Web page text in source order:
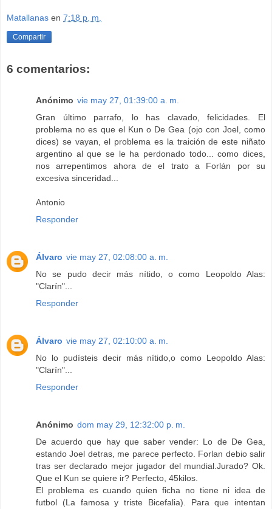
Matallanas en 7:18 p. m.
Compartir
6 comentarios:
Anónimo vie may 27, 01:39:00 a. m.
Gran último parrafo, lo has clavado, felicidades. El
problema no es que el Kun o De Gea (ojo con Joel, como
dices) se vayan, el problema es la traición de este niñato
argentino al que se le ha perdonado todo... como dices,
nos arrepentimos ahora de el trato a Forlán por su
excesiva sinceridad...
Antonio
Responder
Álvaro vie may 27, 02:08:00 a. m.
No se pudo decir más nítido, o como Leopoldo Alas:
"Clarín"...
Responder
Álvaro vie may 27, 02:10:00 a. m.
No lo pudísteis decir más nítido,o como Leopoldo Alas:
"Clarín"...
Responder
Anónimo dom may 29, 12:32:00 p. m.
De acuerdo que hay que saber vender: Lo de De Gea,
estando Joel detras, me parece perfecto. Forlan debio salir
tras ser declarado mejor jugador del mundial.Jurado? Ok.
Que el Kun se quiere ir? Perfecto, 45kilos.
El problema es cuando quien ficha no tiene ni idea de
futbol (La famosa y triste Bicefalia). Para que intentan